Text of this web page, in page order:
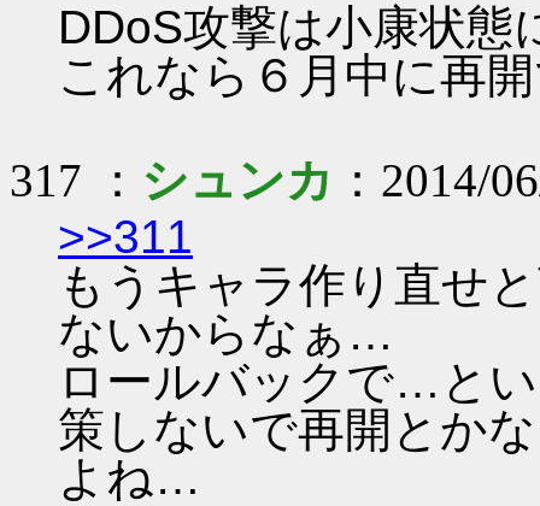
DDoS攻撃は小康状
これなら６月中に再
317 ： シュンカ ：2014/
>>311
もうキャラ作り直せ
ないからなぁ…
ロールバックで…と
策しないで再開とか
よね…